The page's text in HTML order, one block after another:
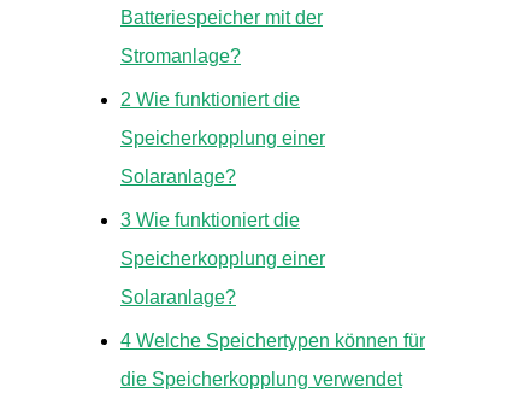
Batteriespeicher mit der
Stromanlage?
2 Wie funktioniert die
Speicherkopplung einer
Solaranlage?
3 Wie funktioniert die
Speicherkopplung einer
Solaranlage?
4 Welche Speichertypen können für
die Speicherkopplung verwendet